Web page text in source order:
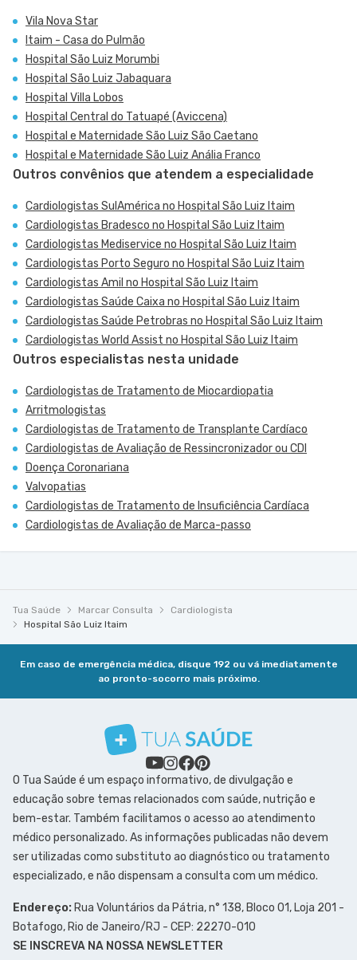
Vila Nova Star
Itaim - Casa do Pulmão
Hospital São Luiz Morumbi
Hospital São Luiz Jabaquara
Hospital Villa Lobos
Hospital Central do Tatuapé (Aviccena)
Hospital e Maternidade São Luiz São Caetano
Hospital e Maternidade São Luiz Anália Franco
Outros convênios que atendem a especialidade
Cardiologistas SulAmérica no Hospital São Luiz Itaim
Cardiologistas Bradesco no Hospital São Luiz Itaim
Cardiologistas Mediservice no Hospital São Luiz Itaim
Cardiologistas Porto Seguro no Hospital São Luiz Itaim
Cardiologistas Amil no Hospital São Luiz Itaim
Cardiologistas Saúde Caixa no Hospital São Luiz Itaim
Cardiologistas Saúde Petrobras no Hospital São Luiz Itaim
Cardiologistas World Assist no Hospital São Luiz Itaim
Outros especialistas nesta unidade
Cardiologistas de Tratamento de Miocardiopatia
Arritmologistas
Cardiologistas de Tratamento de Transplante Cardíaco
Cardiologistas de Avaliação de Ressincronizador ou CDI
Doença Coronariana
Valvopatias
Cardiologistas de Tratamento de Insuficiência Cardíaca
Cardiologistas de Avaliação de Marca-passo
Tua Saúde Marcar Consulta
Cardiologista
Hospital São Luiz Itaim
Em caso de emergência médica, disque 192 ou vá imediatamente
ao pronto-socorro mais próximo.
O Tua Saúde é um espaço informativo, de divulgação e
educação sobre temas relacionados com saúde, nutrição e
bem-estar. Também facilitamos o acesso ao atendimento
médico personalizado. As informações publicadas não devem
ser utilizadas como substituto ao diagnóstico ou tratamento
especializado, e não dispensam a consulta com um médico.
Endereço: Rua Voluntários da Pátria, n° 138, Bloco 01, Loja 201 -
Botafogo, Rio de Janeiro/RJ - CEP: 22270-010
SE INSCREVA NA NOSSA NEWSLETTER